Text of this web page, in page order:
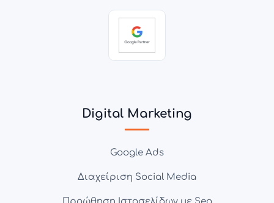
Digital Marketing
Google Ads
Διαχείριση Social Media